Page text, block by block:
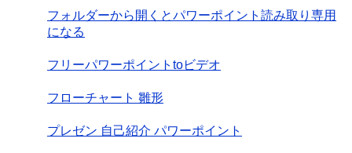
フォルダーから開くとパワーポイント読み取り専用
になる
フリーパワーポイントtoビデオ
フローチャート 雛形
プレゼン 自己紹介 パワーポイント